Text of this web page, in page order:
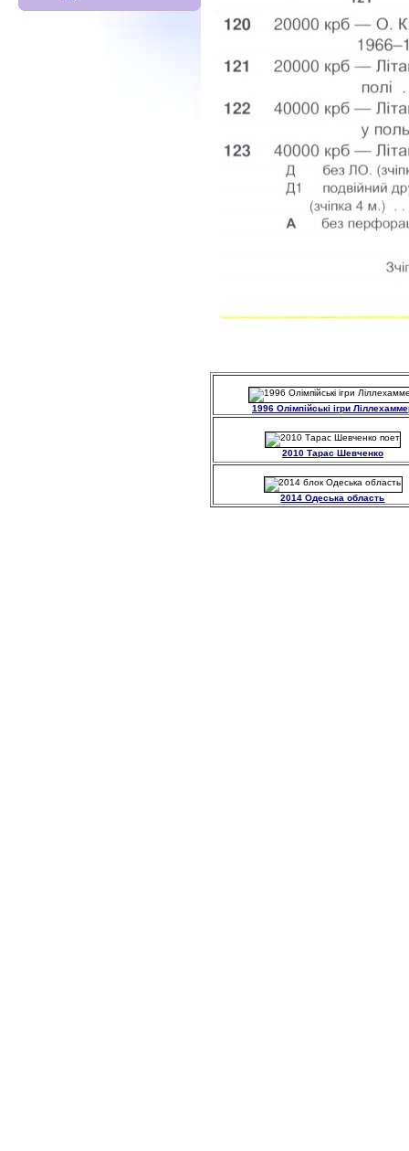
1996 Олімпійські ігри
2010 Тарас Шевченко
2014 Одеська область